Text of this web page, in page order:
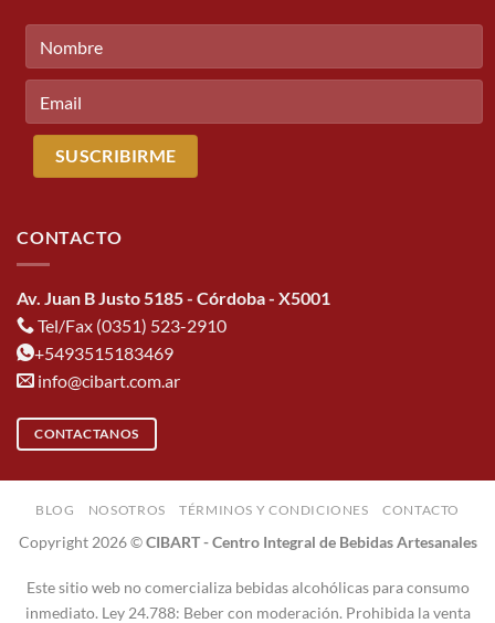
CONTACTO
Av. Juan B Justo 5185 - Córdoba - X5001
Tel/Fax (0351) 523-2910
+5493515183469
info@cibart.com.ar
CONTACTANOS
BLOG NOSOTROS TÉRMINOS Y CONDICIONES CONTACTO
Copyright 2026 ©CIBART - Centro Integral de Bebidas Artesanales
Este sitio web no comercializa bebidas alcohólicas para consumo
inmediato. Ley 24.788: Beber con moderación. Prohibida la venta